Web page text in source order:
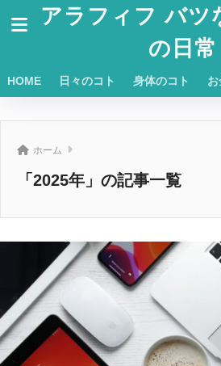
アラフィフ バツ
の日常
HOME 日々のコト 身体のコト お
ホーム
「2025年」の記事一覧